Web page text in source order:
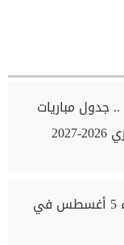
جدول مباريات
سعر الدولار اليوم الأربعاء 5 أغسطس في